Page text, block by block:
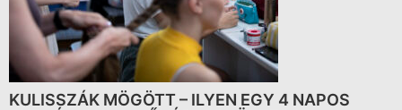
KULISSZÁK MÖGÖTT – ILYEN EGY 4 NAPOS